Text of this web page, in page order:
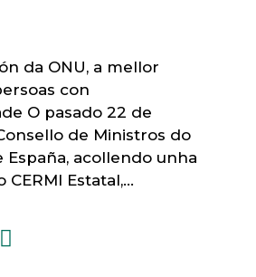
da ONU, a mellor
con
O pasado 22 de
de Ministros do
acollendo unha
CERMI Estatal,…